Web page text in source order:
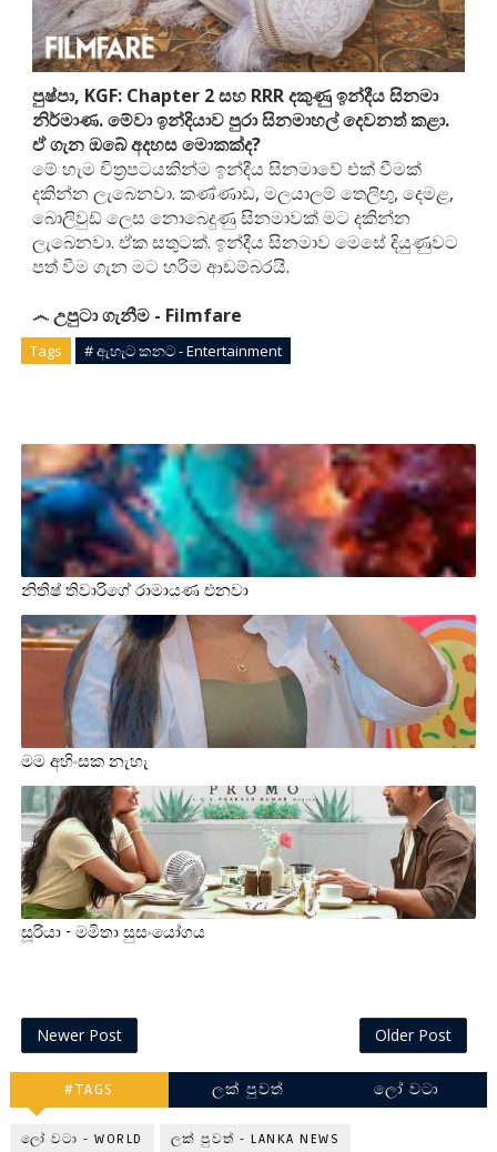
පුෂ්පා, KGF: Chapter 2 සහ RRR දකුණු ඉන්දීය සිනමා
නිර්මාණ. මේවා ඉන්දියාව පුරා සිනමාහල් දෙවනත් කළා.
ඒ ගැන ඔබේ අදහස මොකක්ද?
මේ හැම චිත්‍රපටයකින්ම ඉන්දීය සිනමාවේ එක් වීමක්
දකින්න ලැබෙනවා. කණ්ණාඩ, මලයාලම් තෙලිඟු, දෙමළ,
බොලිවුඩ් ලෙස නොබෙදුණු සිනමාවක් මට දකින්න
ලැබෙනවා. ඒක සතුටක්. ඉන්දීය සිනමාව මෙසේ දියුණුවට
පත් වීම ගැන මට හරිම ආඩම්බරයි.
෴ උපුටා ගැනීම - Filmfare
Tags # ඇහැට කනට - Entertainment
නිතිෂ් තිවාරිගේ රාමායණ එනවා
මම අහිංසක නැහැ
සූරියා - මමිතා සුසංයෝගය
Newer Post Older Post
#TAGS ලක් පුවත් ලෝ වටා
ලෝ වටා - WORLD ලක් පුවත් - LANKA NEWS